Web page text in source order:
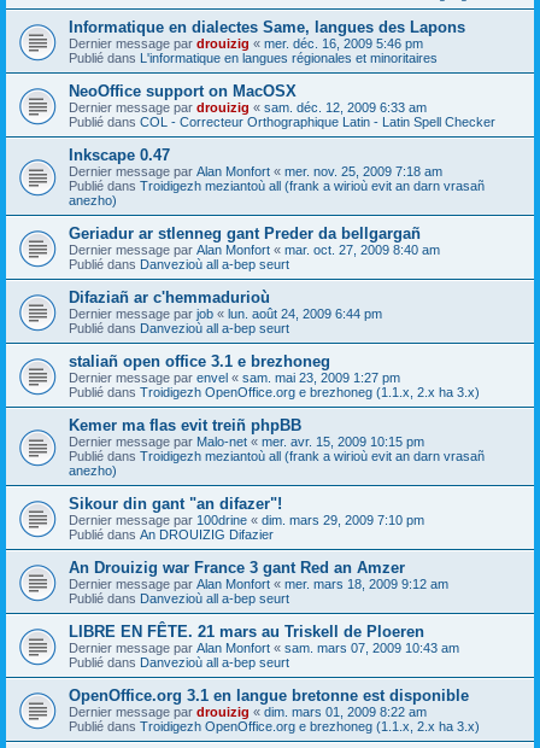
Informatique en dialectes Same, langues des Lapons
Dernier message par drouizig « mer. déc. 16, 2009 5:46 pm
Publié dans L'informatique en langues régionales et minoritaires
NeoOffice support on MacOSX
Dernier message par drouizig « sam. déc. 12, 2009 6:33 am
Publié dans COL - Correcteur Orthographique Latin - Latin Spell Checker
Inkscape 0.47
Dernier message par Alan Monfort « mer. nov. 25, 2009 7:18 am
Publié dans Troidigezh meziantoù all (frank a wirioù evit an darn vrasañ
anezho)
Geriadur ar stlenneg gant Preder da bellgargañ
Dernier message par Alan Monfort « mar. oct. 27, 2009 8:40 am
Publié dans Danvezioù all a-bep seurt
Difaziañ ar c'hemmadurioù
Dernier message par job « lun. août 24, 2009 6:44 pm
Publié dans Danvezioù all a-bep seurt
staliañ open office 3.1 e brezhoneg
Dernier message par envel « sam. mai 23, 2009 1:27 pm
Publié dans Troidigezh OpenOffice.org e brezhoneg (1.1.x, 2.x ha 3.x)
Kemer ma flas evit treiñ phpBB
Dernier message par Malo-net « mer. avr. 15, 2009 10:15 pm
Publié dans Troidigezh meziantoù all (frank a wirioù evit an darn vrasañ
anezho)
Sikour din gant "an difazer"!
Dernier message par 100drine « dim. mars 29, 2009 7:10 pm
Publié dans An DROUIZIG Difazier
An Drouizig war France 3 gant Red an Amzer
Dernier message par Alan Monfort « mer. mars 18, 2009 9:12 am
Publié dans Danvezioù all a-bep seurt
LIBRE EN FÊTE. 21 mars au Triskell de Ploeren
Dernier message par Alan Monfort « sam. mars 07, 2009 10:43 am
Publié dans Danvezioù all a-bep seurt
OpenOffice.org 3.1 en langue bretonne est disponible
Dernier message par drouizig « dim. mars 01, 2009 8:22 am
Publié dans Troidigezh OpenOffice.org e brezhoneg (1.1.x, 2.x ha 3.x)